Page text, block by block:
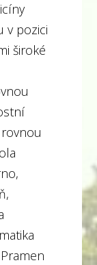
v pozici
široké